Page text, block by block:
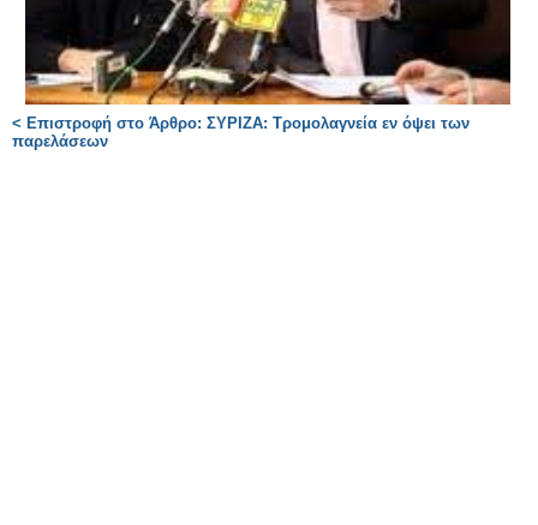
< Επιστροφή στο Άρθρο: ΣΥΡΙΖΑ: Τρομολαγνεία εν όψει των
παρελάσεων